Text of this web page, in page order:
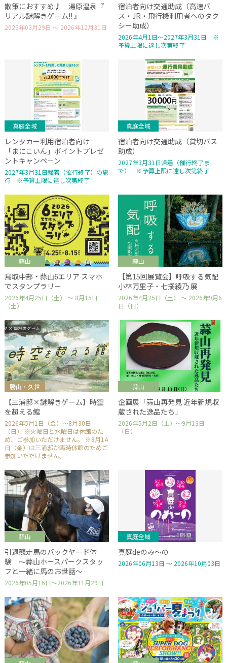
散策におすすめ♪ 湯原温泉『
リアル謎解きゲーム!! 』
2025年03月29日 ～ 2026年12月31日
宿泊者向け交通助成（高速バ
ス・JR・飛行機利用者へのタク
シー助成）
2026年4月1日～2027年3月31日 ※
予算上限に達し次第終了
真庭全域
レンタカー利用宿泊者向け
「まにこいん」ポイントプレゼ
ントキャンペーン
2027年3月31日帰着（催行終了）の旅
行 ※予算上限に達し次第終了
真庭全域
宿泊者向け交通助成（貸切バス
助成）
2027年3月31日帰着（催行終了ま
で） ※予算上限に達し次第終了
蒜山
鳥取中部・蒜山6エリア スマホ
でスタンプラリー
2026年4月25日（土） ～ 8月15日
（土）
蒜山
【第15回展覧会】呼吸する気配
小林万里子・七搦綾乃 展
2026年4月25日（土） ～ 2026年9月6
日（日）
勝山・久世
【三浦邸×謎解きゲーム】時空
を超える館
2026年5月1日（金）～8月30日
（日） ※火曜日と水曜日は休館のた
め、ご参加いただけません。 ※8月14
日（金）は三浦邸が臨時休館のためご
参加いただけません。
蒜山
企画展「蒜山再発見 近年新規収
蔵された逸品たち」
2026年5月2日（土）～9月13日
（日）
蒜山
引退競走馬のバックヤード体
験 ～蒜山ホースパークスタッ
フと一緒に馬のお世話～
2026年05月16日～2026年11月29日
真庭全域
真庭deのみ～の
2026年06月13日 ～ 2026年10月03日